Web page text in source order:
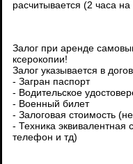
расчитывается (2 часа
Залог при аренде
ксерокопии!
Залог указывается в
- Загран паспорт
- Водительское
- Военный билет
- Залоговая стоимость
- Техника эквивалентная
телефон и тд)